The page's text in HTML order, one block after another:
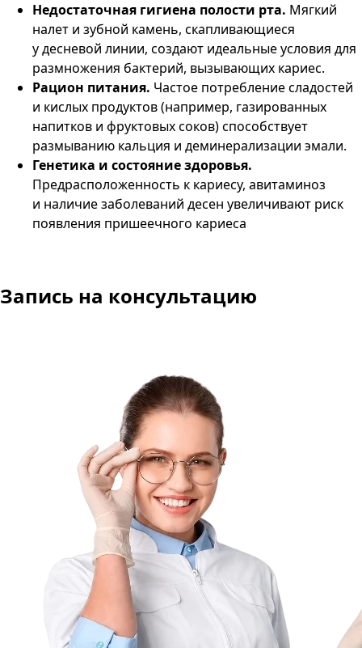
Недостаточная гигиена полости рта. Мягкий
налет и зубной камень, скапливающиеся
у десневой линии, создают идеальные условия для
размножения бактерий, вызывающих кариес.
Рацион питания. Частое потребление сладостей
и кислых продуктов (например, газированных
напитков и фруктовых соков) способствует
размыванию кальция и деминерализации эмали.
Генетика и состояние здоровья.
Предрасположенность к кариесу, авитаминоз
и наличие заболеваний десен увеличивают риск
появления пришеечного кариеса
Запись на консультацию